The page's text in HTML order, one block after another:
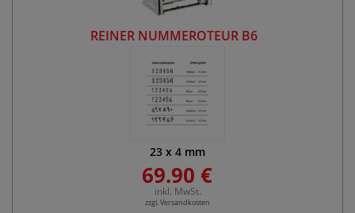
REINER NUMMEROTEUR B6
23 x 4 mm
69.90 €
inkl. MwSt.
zzgl. Versandkosten